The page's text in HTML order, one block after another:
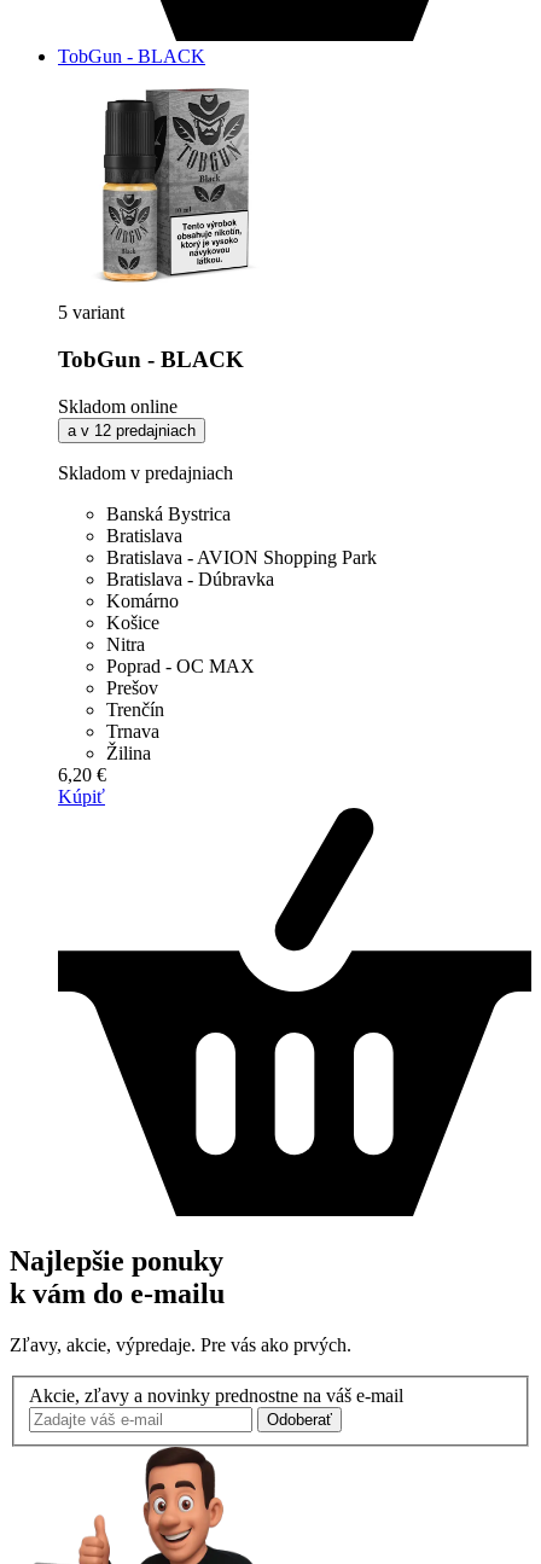
TobGun - BLACK
5 variant
TobGun - BLACK
Skladom online
a v 12 predajniach
Skladom v predajniach
Banská Bystrica
Bratislava
Bratislava - AVION Shopping Park
Bratislava - Dúbravka
Komárno
Košice
Nitra
Poprad - OC MAX
Prešov
Trenčín
Trnava
Žilina
6,20 €
Kúpiť
Najlepšie ponuky
k vám do e-mailu
Zľavy, akcie, výpredaje. Pre vás ako prvých.
Akcie, zľavy a novinky prednostne na váš e-mail
Odoberať